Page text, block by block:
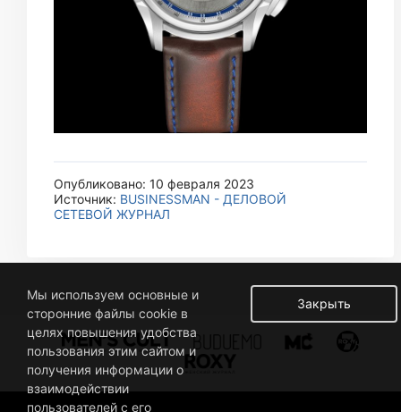
Опубликовано: 10 февраля 2023
Источник: BUSINESSMAN - ДЕЛОВОЙ
СЕТЕВОЙ ЖУРНАЛ
Закрыть
Мы используем основные и
сторонние файлы cookie в
целях повышения удобства
пользования этим сайтом и
получения информации о
взаимодействии
пользователей с его